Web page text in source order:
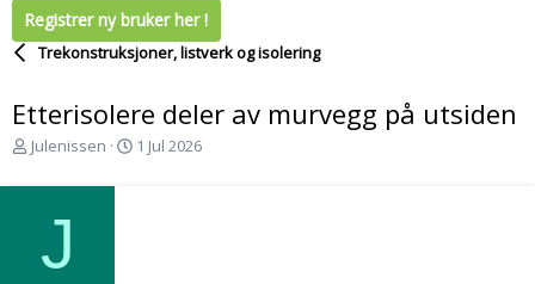
Registrer ny bruker her !
Trekonstruksjoner, listverk og isolering
Etterisolere deler av murvegg på utsiden
T
å
Julenissen
S1 Jul 2026
J